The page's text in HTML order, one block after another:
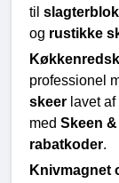
til
og rustikke
professionel
skeer lavet af
med Skeen
rabatkoder.
Knivmagnet